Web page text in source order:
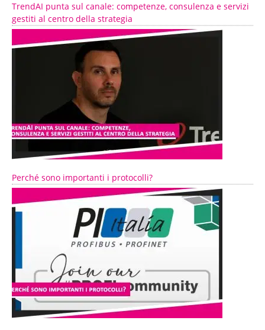
TrendAI punta sul canale: competenze, consulenza e servizi
gestiti al centro della strategia
Perché sono importanti i protocolli?